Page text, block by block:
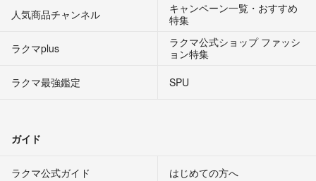
人気商品チャンネル
キャンペーン一覧・おすすめ
特集
ラクマplus
ラクマ公式ショップ ファッシ
ョン特集
ラクマ最強鑑定
SPU
ガイド
ラクマ公式ガイド はじめての方へ